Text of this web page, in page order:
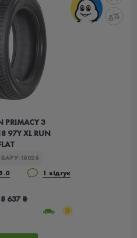
PRIMACY 3
97Y XL RUN
16026
1 відгук
637 ₴